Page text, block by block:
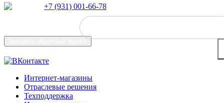
+7 (931) 001-66-78
Интернет-магазины
Отраслевые решения
Техподдержка